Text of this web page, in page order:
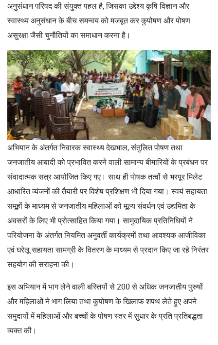
अनुसंधान परिषद की संयुक्त पहल है, जिसका उद्देश्य कृषि विज्ञान और
स्वास्थ्य अनुसंधान के बीच समन्वय को मजबूत कर कुपोषण और पोषण
असुरक्षा जैसी चुनौतियों का समाधान करना है।
अभियान के अंतर्गत निवारक स्वास्थ्य देखभाल, संतुलित पोषण तथा
जनजातीय आबादी को प्रभावित करने वाली सामान्य बीमारियों के प्रबंधन पर
संवादात्मक सत्र आयोजित किए गए। साथ ही पोषक तत्वों से भरपूर मिलेट
आधारित व्यंजनों की तैयारी पर विशेष प्रशिक्षण भी दिया गया। स्वयं सहायता
समूहों के माध्यम से जनजातीय महिलाओं को मूल्य संवर्धन एवं उद्यमिता के
अवसरों के लिए भी प्रोत्साहित किया गया। सामुदायिक प्रतिनिधियों ने
परियोजना के अंतर्गत नियमित अनुवर्ती कार्यक्रमों तथा आवश्यक आजीविका
एवं घरेलू सहायता सामग्री के वितरण के माध्यम से प्रदान किए जा रहे निरंतर
सहयोग की सराहना की।
इस अभियान में भाग लेने वाली बस्तियों से 200 से अधिक जनजातीय पुरुषों
और महिलाओं ने भाग लिया तथा कुपोषण के खिलाफ शपथ लेते हुए अपने
समुदायों में महिलाओं और बच्चों के पोषण स्तर में सुधार के प्रति प्रतिबद्धता
व्यक्त की।